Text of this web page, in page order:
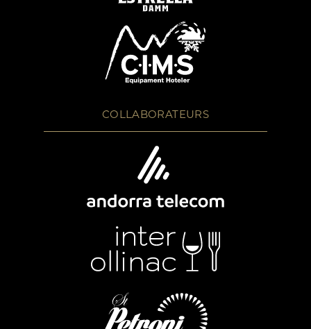
COLLABORATEURS